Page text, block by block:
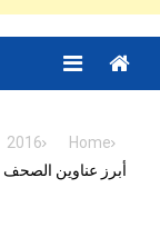
Menu
Home
2016
أبرز عناوين الصحف